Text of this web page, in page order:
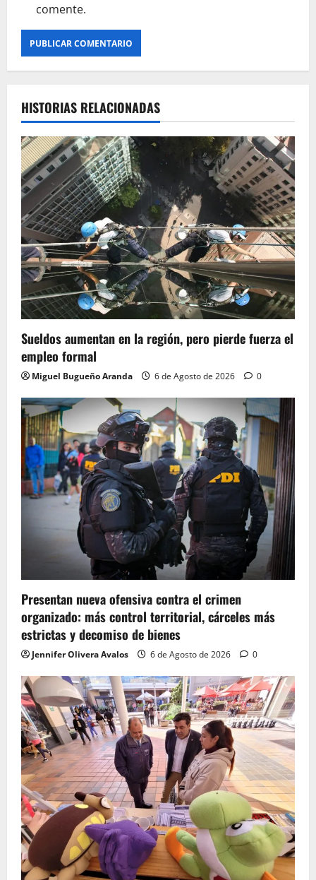
comente.
HISTORIAS RELACIONADAS
Sueldos aumentan en la región, pero pierde fuerza el
empleo formal
Miguel Bugueño Aranda 6 de Agosto de 2026 0
Presentan nueva ofensiva contra el crimen
organizado: más control territorial, cárceles más
estrictas y decomiso de bienes
Jennifer Olivera Avalos 6 de Agosto de 2026 0